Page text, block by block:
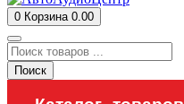
0 Корзина 0.00
Поиск